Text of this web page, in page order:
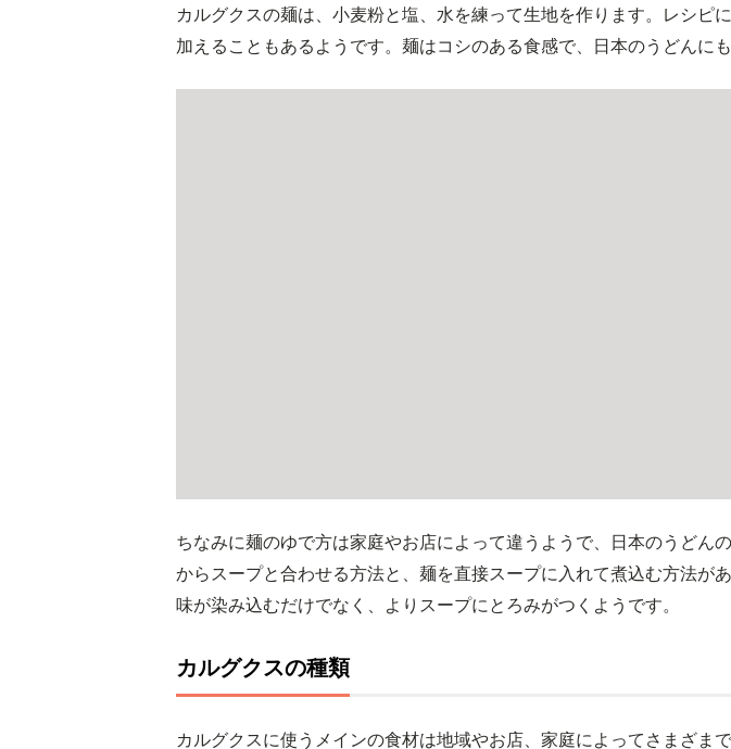
カルグクスの麺は、小麦粉と塩、水を練って生地を作ります。レシピ
加えることもあるようです。麺はコシのある食感で、日本のうどんにも
ちなみに麺のゆで方は家庭やお店によって違うようで、日本のうどん
からスープと合わせる方法と、麺を直接スープに入れて煮込む方法が
味が染み込むだけでなく、よりスープにとろみがつくようです。
カルグクスの種類
カルグクスに使うメインの食材は地域やお店、家庭によってさまざま